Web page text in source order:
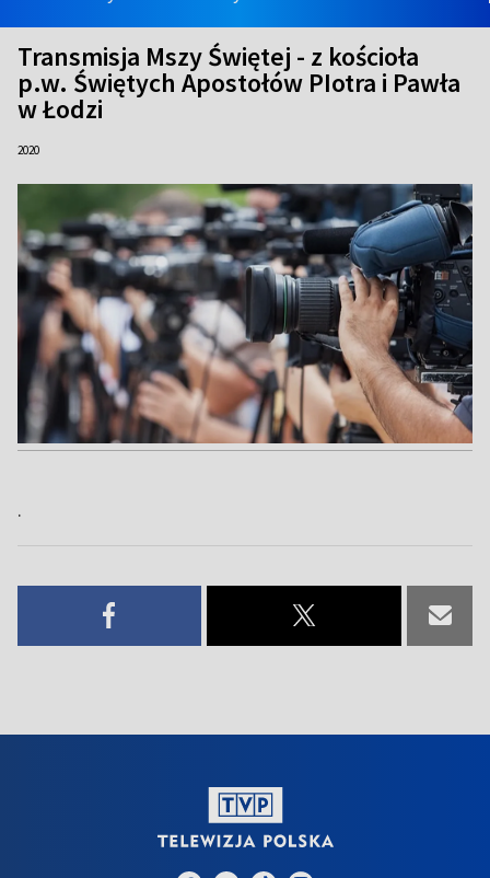
Transmisja Mszy Świętej - z kościoła
p.w. Świętych Apostołów PIotra i Pawła
w Łodzi
2020
.